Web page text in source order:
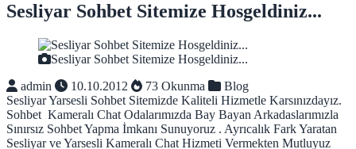
Sesliyar Sohbet Sitemize Hosgeldiniz...
Sesliyar Sohbet Sitemize Hosgeldiniz...
admin
10.10.2012 73 Okunma
Blog
Sesliyar Yarsesli Sohbet Sitemizde Kaliteli Hizmetle Karsınızdayız.
Sohbet Kameralı Chat Odalarımızda Bay Bayan Arkadaslarımızla
Sınırsız Sohbet Yapma İmkanı Sunuyoruz . Ayrıcalık Fark Yaratan
Sesliyar ve Yarsesli Kameralı Chat Hizmeti Vermekten Mutluyuz